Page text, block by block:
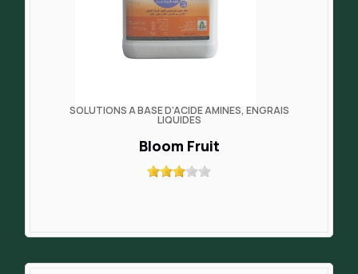
SOLUTIONS À BASE D’ACIDE AMINÉS, ENGRAIS
LIQUIDES
Bloom Fruit